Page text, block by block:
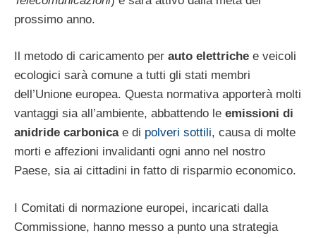
prossimo anno.
Il metodo di caricamento per auto elettriche e veicoli
ecologici sarà comune a tutti gli stati membri
dell’Unione europea. Questa normativa apporterà molti
vantaggi sia all’ambiente, abbattendo le emissioni di
anidride carbonicae di polveri sottili, causa di molte
morti e affezioni invalidanti ogni anno nel nostro
Paese, sia ai cittadini in fatto di risparmio economico.
I Comitati di normazione europei, incaricati dalla
Commissione, hanno messo a punto una strategia